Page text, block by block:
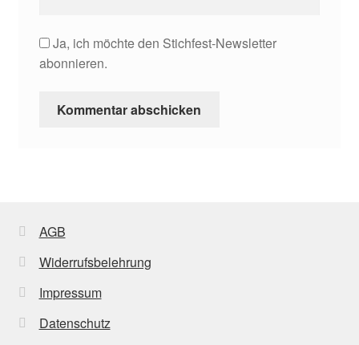
Ja, ich möchte den Stichfest-Newsletter
abonnieren.
AGB
Widerrufsbelehrung
Impressum
Datenschutz